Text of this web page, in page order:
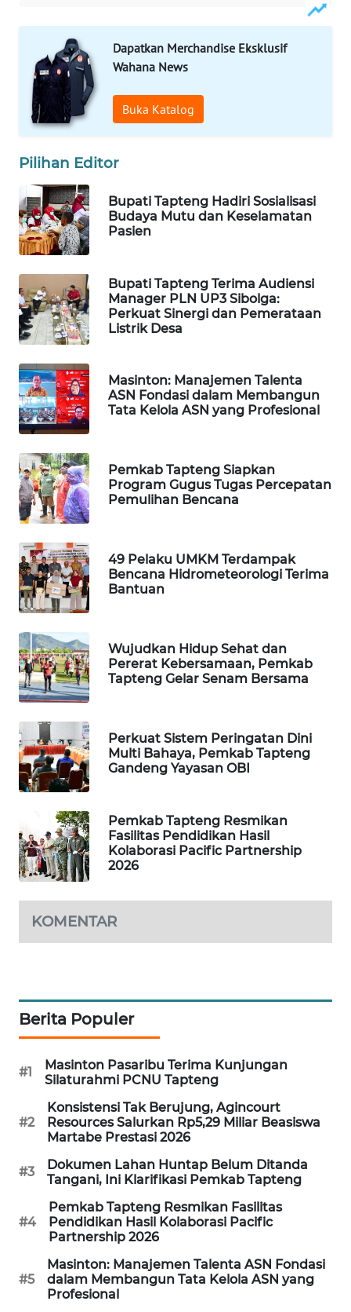
Dapatkan Merchandise Eksklusif
Wahana News
Buka Katalog
Pilihan Editor
Bupati Tapteng Hadiri Sosialisasi
Budaya Mutu dan Keselamatan
Pasien
Bupati Tapteng Terima Audiensi
Manager PLN UP3 Sibolga:
Perkuat Sinergi dan Pemerataan
Listrik Desa
Masinton: Manajemen Talenta
ASN Fondasi dalam Membangun
Tata Kelola ASN yang Profesional
Pemkab Tapteng Siapkan
Program Gugus Tugas Percepatan
Pemulihan Bencana
49 Pelaku UMKM Terdampak
Bencana Hidrometeorologi Terima
Bantuan
Wujudkan Hidup Sehat dan
Pererat Kebersamaan, Pemkab
Tapteng Gelar Senam Bersama
Perkuat Sistem Peringatan Dini
Multi Bahaya, Pemkab Tapteng
Gandeng Yayasan OBI
Pemkab Tapteng Resmikan
Fasilitas Pendidikan Hasil
Kolaborasi Pacific Partnership
2026
KOMENTAR
Berita Populer
#1
Masinton Pasaribu Terima Kunjungan
Silaturahmi PCNU Tapteng
#2
Konsistensi Tak Berujung, Agincourt
Resources Salurkan Rp5,29 Miliar Beasiswa
Martabe Prestasi 2026
#3
Dokumen Lahan Huntap Belum Ditanda
Tangani, Ini Klarifikasi Pemkab Tapteng
#4
Pemkab Tapteng Resmikan Fasilitas
Pendidikan Hasil Kolaborasi Pacific
Partnership 2026
#5
Masinton: Manajemen Talenta ASN Fondasi
dalam Membangun Tata Kelola ASN yang
Profesional
NET
PLN
WATCH
MKLI
LPKKI
LKKI
KOPEKLIN
PORTAL
KONSUMEN
FORWAMKI
ALPERKLINAS
FORJASIDA
TAMBANG
NEWS
NEWS
SIDIKALANG
NEWS
SIBARAGAS
NEWS
METRO
SIANTAR
NEWS
METRO
MEDAN
NEWS
METRO
JAKARTA
KRT
NEWS
NEWS
MARITIM
HUMBANG
NEWS
GARONGGANG
NEWS
FISUELRI
ID
ENERGI
NEWS